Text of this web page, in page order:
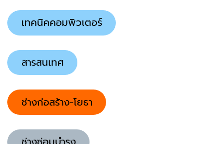
เทคนิคคอมพิวเตอร์
สารสนเทศ
ช่างก่อสร้าง-โยธา